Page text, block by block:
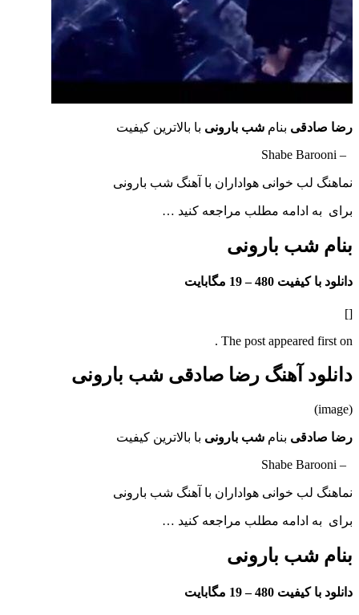
رضا صادقی بنام شب بارونی با بالاترین کیفیت
– Shabe Barooni
نماهنگ لب خوانی هواداران با آهنگ شب بارونی
برای به ادامه مطلب مراجعه کنید …
بنام شب بارونی
دانلود با کیفیت 480 – 19 مگابایت
[]
The post appeared first on .
دانلود آهنگ رضا صادقی شب بارونی
(image)
رضا صادقی بنام شب بارونی با بالاترین کیفیت
– Shabe Barooni
نماهنگ لب خوانی هواداران با آهنگ شب بارونی
برای به ادامه مطلب مراجعه کنید …
بنام شب بارونی
دانلود با کیفیت 480 – 19 مگابایت